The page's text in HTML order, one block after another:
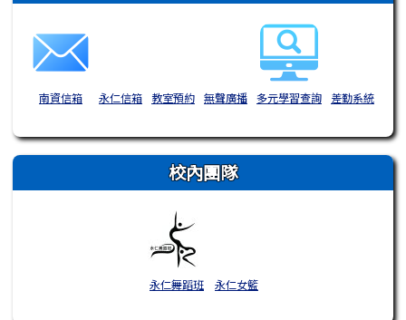
南資信箱 永仁信箱 教室預約 無聲廣播 多元學習查詢 差勤系統
校內團隊
永仁舞蹈班 永仁女籃